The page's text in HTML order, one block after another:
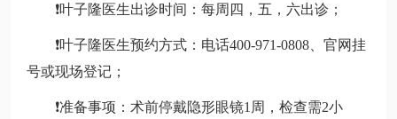
❗叶子隆医生出诊时间：每周四，五，六出诊；
❗叶子隆医生预约方式：电话400-971-0808、官网挂
号或现场登记；
❗准备事项：术前停戴隐形眼镜1周，检查需2小